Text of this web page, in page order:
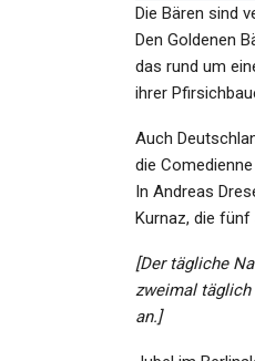
Die Bären sind
Den Goldenen
das rund um
ihrer
Auch
die
In Andreas
Kurnaz, die
[Der tägliche
zweimal
an.]
Zum
Wo Sich Robbie